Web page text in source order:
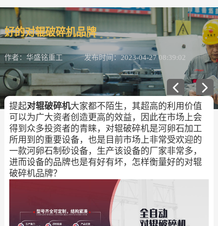
好的对辊破碎机品牌
作者：华盛铭重工 发布时间：2023-04-27 08:39:02
提起对辊破碎机大家都不陌生，其超高的利用价值
可以为广大资者创造更高的效益，因此在市场上会
得到众多投资者的青睐，对辊破碎机是河卵石加工
所用到的重要设备，也是目前市场上非常受欢迎的
一款河卵石制砂设备，生产该设备的厂家非常多，
进而设备的品牌也是有好有坏，怎样衡量好的对辊
破碎机品牌？